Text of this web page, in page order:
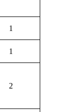
1
1
2